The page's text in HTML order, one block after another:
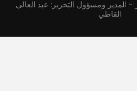
- المدير ومسؤول التحرير: عبد العالي
القاطي